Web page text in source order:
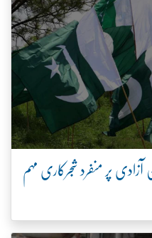
پر منفرد شجرکاری مہم